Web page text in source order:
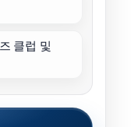
클럽 및